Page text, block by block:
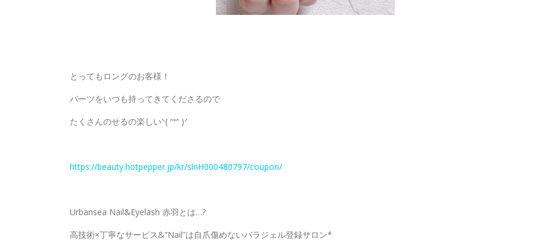
とってもロングのお客様！
パーツをいつも持ってきてくださるので
たくさんのせるの楽しいᐠ( ᐢᐤᐢ )ᐟ
https://beauty.hotpepper.jp/kr/slnH000480797/coupon/
Urbansea Nail&Eyelash 赤羽とは…?
高技術×丁寧なサービス&”Nail”は自爪傷めないパラジェル登録サロン*